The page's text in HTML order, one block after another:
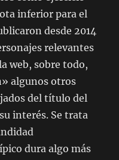
inferior para el
desde 2014
relevantes
web, sobre todo,
algunos otros
del título del
interés. Se trata
dura algo más